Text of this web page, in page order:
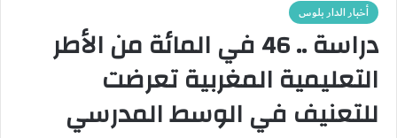
أخبار الدار بلوس
دراسة .. 46 في المائة من الأطر
التعليمية المغربية تعرضت
للتعنيف في الوسط المدرسي